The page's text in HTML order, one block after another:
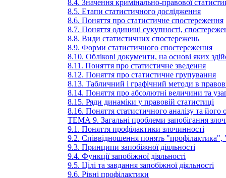
8.4. Значення кримінально-правової
8.5. Етапи статистичного дослідження
8.6. Поняття про статистичне спостереження
8.7. Поняття одиниці сукупності,
8.8. Види статистичних спостережень
8.9. Форми статистичного спостереження
8.10. Облікові документи, на основі яких
8.11. Поняття про статистичне зведення
8.12. Поняття про статистичне групування
8.13. Табличний і графічний методи в
8.14. Поняття про абсолютні величини та
8.15. Ряди динаміки у правовій статистиці
8.16. Поняття статистичного аналізу та його
ТЕМА 9. Загальні проблеми запобігання
9.1. Поняття профілактики злочинності
9.2. Співвідношення понять
9.3. Принципи запобіжної діяльності
9.4. Функції запобіжної діяльності
9.5. Цілі та завдання запобіжної діяльності
9.6. Рівні профілактики